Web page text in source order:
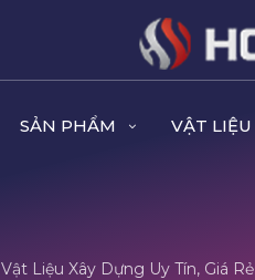
SẢN PHẨM VẬT
Liệu Xây Dựng Uy Tín, Giá